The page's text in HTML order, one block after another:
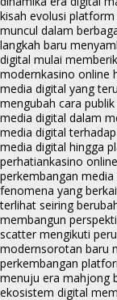
kisah evolusi
muncul dalam
langkah baru
digital mulai
modernkasino online
media digital yang
mengubah cara
media digital dalam
media digital
media digital hingga
perhatiankasino
perkembangan media
fenomena yang
terlihat seiring
membangun
scatter mengikuti
modernsorotan baru
perkembangan
menuju era mahjong
ekosistem digital